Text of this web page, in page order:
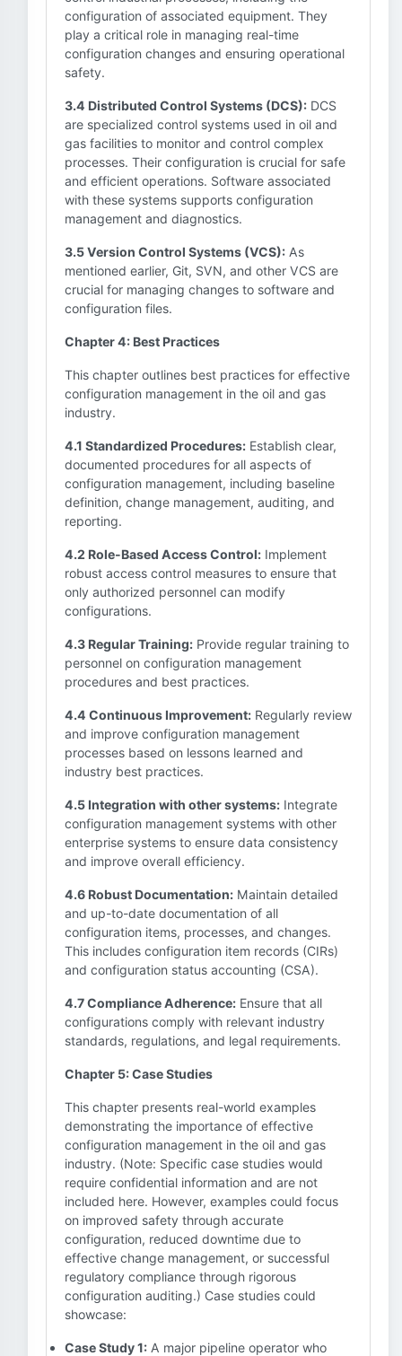
configuration of associated equipment. They
play a critical role in managing real-time
configuration changes and ensuring operational
safety.
3.4 Distributed Control Systems (DCS): DCS
are specialized control systems used in oil and
gas facilities to monitor and control complex
processes. Their configuration is crucial for safe
and efficient operations. Software associated
with these systems supports configuration
management and diagnostics.
3.5 Version Control Systems (VCS): As
mentioned earlier, Git, SVN, and other VCS are
crucial for managing changes to software and
configuration files.
Chapter 4: Best Practices
This chapter outlines best practices for effective
configuration management in the oil and gas
industry.
4.1 Standardized Procedures: Establish clear,
documented procedures for all aspects of
configuration management, including baseline
definition, change management, auditing, and
reporting.
4.2 Role-Based Access Control: Implement
robust access control measures to ensure that
only authorized personnel can modify
configurations.
4.3 Regular Training: Provide regular training to
personnel on configuration management
procedures and best practices.
4.4 Continuous Improvement: Regularly review
and improve configuration management
processes based on lessons learned and
industry best practices.
4.5 Integration with other systems: Integrate
configuration management systems with other
enterprise systems to ensure data consistency
and improve overall efficiency.
4.6 Robust Documentation: Maintain detailed
and up-to-date documentation of all
configuration items, processes, and changes.
This includes configuration item records (CIRs)
and configuration status accounting (CSA).
4.7 Compliance Adherence: Ensure that all
configurations comply with relevant industry
standards, regulations, and legal requirements.
Chapter 5: Case Studies
This chapter presents real-world examples
demonstrating the importance of effective
configuration management in the oil and gas
industry. (Note: Specific case studies would
require confidential information and are not
included here. However, examples could focus
on improved safety through accurate
configuration, reduced downtime due to
effective change management, or successful
regulatory compliance through rigorous
configuration auditing.) Case studies could
showcase:
Case Study 1: A major pipeline operator who